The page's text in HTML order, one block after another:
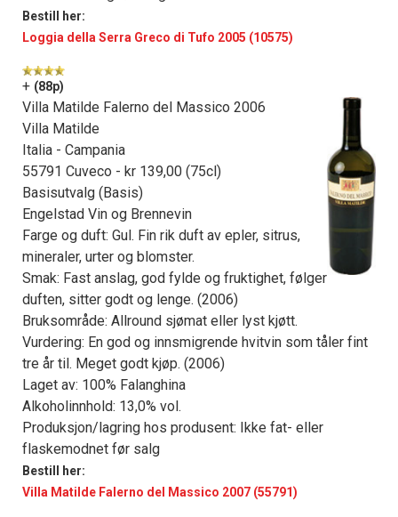
Bestill her:
Loggia della Serra Greco di Tufo 2005 (10575)
+ (88p)
Villa Matilde Falerno del Massico 2006
Villa Matilde
Italia - Campania
55791 Cuveco - kr 139,00 (75cl)
Basisutvalg (Basis)
Engelstad Vin og Brennevin
Farge og duft: Gul. Fin rik duft av epler, sitrus,
mineraler, urter og blomster.
Smak: Fast anslag, god fylde og fruktighet, følger
duften, sitter godt og lenge. (2006)
Bruksområde: Allround sjømat eller lyst kjøtt.
Vurdering: En god og innsmigrende hvitvin som tåler fint
tre år til. Meget godt kjøp. (2006)
Laget av: 100% Falanghina
Alkoholinnhold: 13,0% vol.
Produksjon/lagring hos produsent: Ikke fat- eller
flaskemodnet før salg
Bestill her:
Villa Matilde Falerno del Massico 2007 (55791)